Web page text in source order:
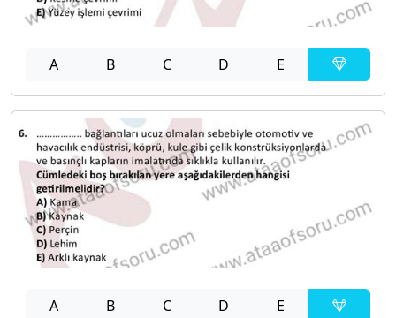
A B C D E
A B C D E